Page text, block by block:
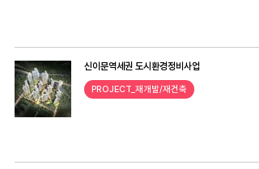
신이문역세권 도시환경정비사업
PROJECT_재개발/재건축